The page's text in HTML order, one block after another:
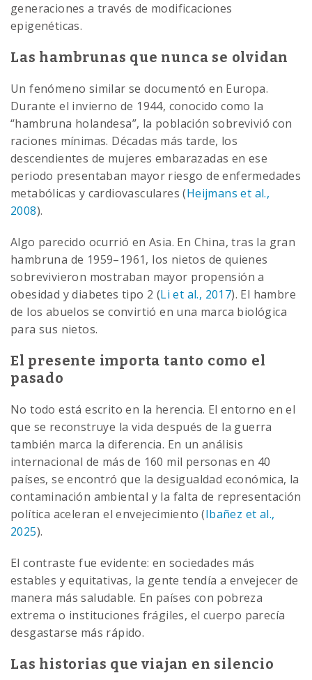
generaciones a través de modificaciones
epigenéticas.
Las hambrunas que nunca se olvidan
Un fenómeno similar se documentó en Europa.
Durante el invierno de 1944, conocido como la
“hambruna holandesa”, la población sobrevivió con
raciones mínimas. Décadas más tarde, los
descendientes de mujeres embarazadas en ese
periodo presentaban mayor riesgo de enfermedades
metabólicas y cardiovasculares (Heijmans et al.,
2008).
Algo parecido ocurrió en Asia. En China, tras la gran
hambruna de 1959–1961, los nietos de quienes
sobrevivieron mostraban mayor propensión a
obesidad y diabetes tipo 2 (Li et al., 2017). El hambre
de los abuelos se convirtió en una marca biológica
para sus nietos.
El presente importa tanto como el
pasado
No todo está escrito en la herencia. El entorno en el
que se reconstruye la vida después de la guerra
también marca la diferencia. En un análisis
internacional de más de 160 mil personas en 40
países, se encontró que la desigualdad económica, la
contaminación ambiental y la falta de representación
política aceleran el envejecimiento (Ibañez et al.,
2025).
El contraste fue evidente: en sociedades más
estables y equitativas, la gente tendía a envejecer de
manera más saludable. En países con pobreza
extrema o instituciones frágiles, el cuerpo parecía
desgastarse más rápido.
Las historias que viajan en silencio